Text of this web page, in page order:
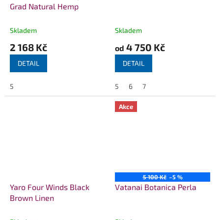
Grad Natural Hemp
Skladem
2 168 Kč
DETAIL
5
Skladem
od 4 750 Kč
DETAIL
5 6 7
Yaro Four Winds Black
Brown Linen
Akce
5 100 Kč –5 %
Vatanai Botanica Perla